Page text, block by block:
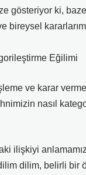
ki,
Eğilimi
ve karar
nasıl
ilişkiyi
dilim, belirli bir